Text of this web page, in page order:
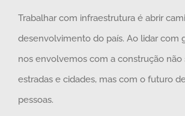
Trabalhar com infraestrutura é abrir
desenvolvimento do país. Ao lidar com
nos envolvemos com a construção não
estradas e cidades, mas com o futuro
pessoas.